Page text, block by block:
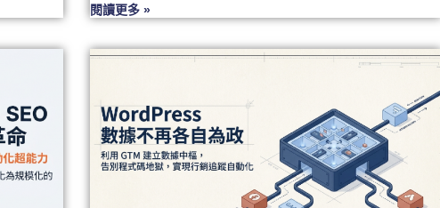
閱讀更多 »